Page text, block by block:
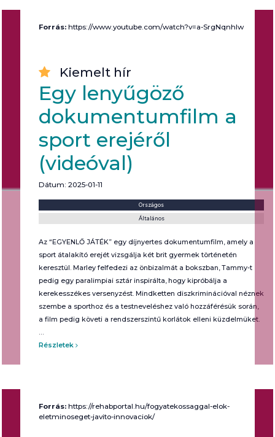
Forrás: https://www.youtube.com/watch?v=a-SrgNqnhlw
Kiemelt hír
Egy lenyűgöző
dokumentumfilm a
sport erejéről
(videóval)
Dátum: 2025-01-11
Országos
Általános
Az “EGYENLŐ JÁTÉK” egy díjnyertes dokumentumfilm, amely a
sport átalakító erejét vizsgálja két brit gyermek történetén
keresztül. Marley felfedezi az önbizalmát a bokszban, Tammy-t
pedig egy paralimpiai sztár inspirálta, hogy kipróbálja a
kerekesszékes versenyzést. Mindketten diszkriminációval néznek
szembe a sporthoz és a testneveléshez való hozzáférésük során,
a film pedig követi a rendszerszintű korlátok elleni küzdelmüket.
Részletek
Forrás: https://rehabportal.hu/fogyatekossaggal-elok-
eletminoseget-javito-innovaciok/